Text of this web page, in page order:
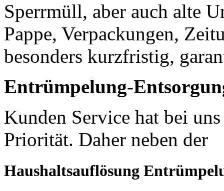
Sperrmüll, aber auch alte
Pappe, Verpackungen,
besonders kurzfristig,
Entrümpelung-
Kunden Service hat bei
Priorität. Daher neben der
Haushaltsauflösung